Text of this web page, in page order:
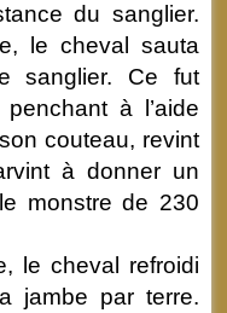
du sanglier.
le cheval sauta
sanglier. Ce fut
à l’aide
couteau, revint
à donner un
monstre de 230
le cheval refroidi
jambe par terre.